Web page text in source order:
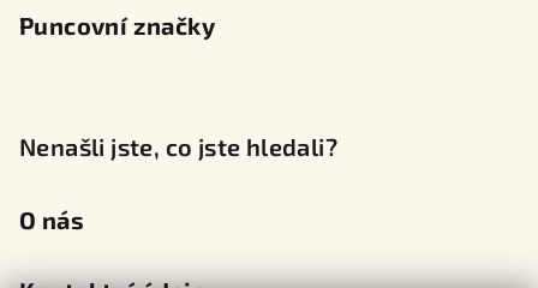
Puncovní značky
Nenašli jste, co jste hledali?
O nás